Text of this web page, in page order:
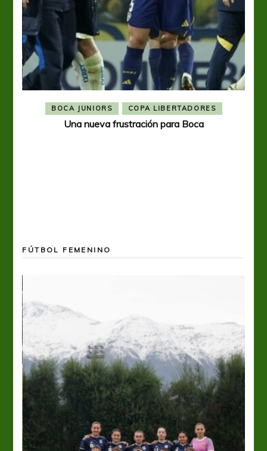
BOCA JUNIORS COPA LIBERTADORES
Una nueva frustración para Boca
FÚTBOL FEMENINO